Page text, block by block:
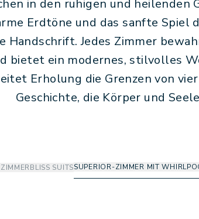
in den ruhigen und heilenden
Erdtöne und das sanfte Spiel
Handschrift. Jedes Zimmer
bietet ein modernes, stilvolles
Erholung die Grenzen von
Geschichte, die Körper und
BLISS SUITSSUPERIOR-ZIMMER MIT